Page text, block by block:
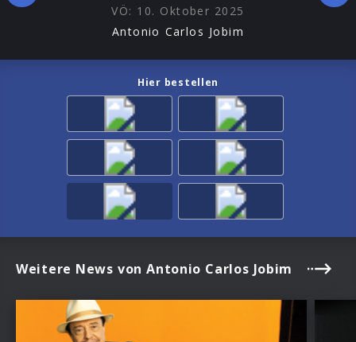
VÖ: 10. Oktober 2025
Antonio Carlos Jobim
Hier bestellen
Weitere News von Antonio Carlos Jobim